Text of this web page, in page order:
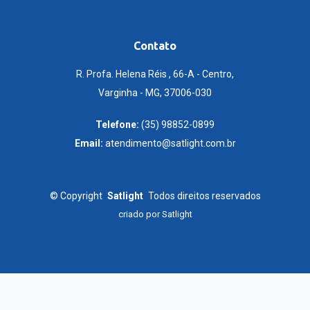
Contato
R. Profa. Helena Réis , 66-A - Centro,
Varginha - MG, 37006-030
Telefone: (35) 98852-0899
Email: atendimento@satlight.com.br
© Copyright Satlight Todos direitos reservados
criado porSatlight